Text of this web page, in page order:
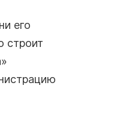
его
строит